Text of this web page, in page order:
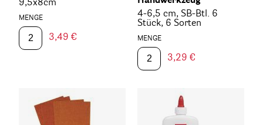
9,5x8cm
MENGE
3,49 €
4-6,5 cm, SB-Btl. 6
Stück, 6 Sorten
MENGE
3,29 €